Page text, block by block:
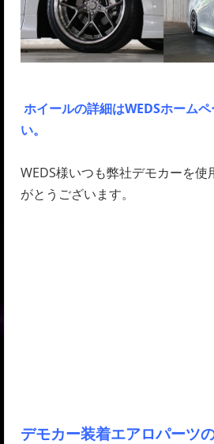
ホイールの詳細はWEDSホーム
い。
WEDS様いつも弊社デモカーを使
がとうございます。
デモカー装着エアロパーツ